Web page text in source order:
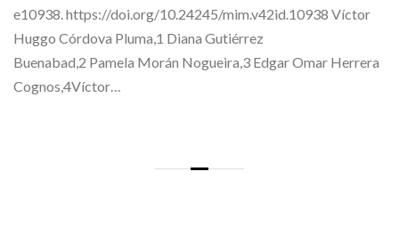
e10938. https://doi.org/10.24245/mim.v42id.10938 Víctor
Huggo Córdova Pluma,1 Diana Gutiérrez
Buenabad,2 Pamela Morán Nogueira,3 Edgar Omar Herrera
Cognos,4Víctor…